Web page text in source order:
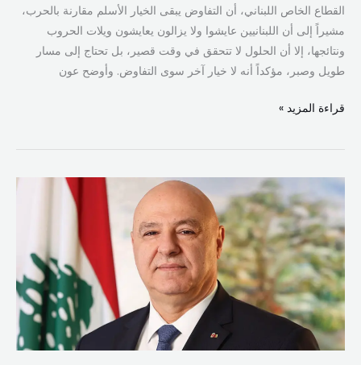
القطاع الخاص اللبناني، أن التفاوض يبقى الخيار الأسلم مقارنة بالحرب،
مشيراً إلى أن اللبنانيين عايشوا ولا يزالون يعايشون ويلات الحروب
ونتائجها، إلا أن الحلول لا تتحقق في وقت قصير، بل تحتاج إلى مسار
طويل وصبر، مؤكداً أنه لا خيار آخر سوى التفاوض. وأوضح عون
قراءة المزيد »
رئيس
الجمهورية
يهنّئ
بعيد
الأضحى:
دعوة
للوحدة
والتضامن
في